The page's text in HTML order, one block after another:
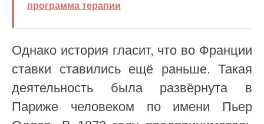
программа терапии
Однако история гласит, что во Франции
ставки ставились ещё раньше. Такая
деятельность была развёрнута в
Париже человеком по имени Пьер